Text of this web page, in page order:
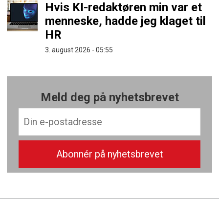
Hvis KI-redaktøren min var et
menneske, hadde jeg klaget til
HR
3. august 2026 - 05:55
Meld deg på nyhetsbrevet